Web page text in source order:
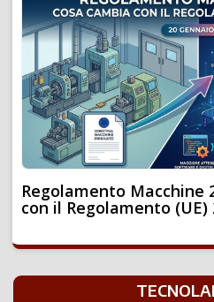
Regolamento Macchine
con il Regolamento (UE)